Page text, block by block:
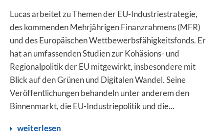
Lucas arbeitet zu Themen der EU-Industriestrategie,
des kommenden Mehrjährigen Finanzrahmens (MFR)
und des Europäischen Wettbewerbsfähigkeitsfonds. Er
hat an umfassenden Studien zur Kohäsions- und
Regionalpolitik der EU mitgewirkt, insbesondere mit
Blick auf den Grünen und Digitalen Wandel. Seine
Veröffentlichungen behandeln unter anderem den
Binnenmarkt, die EU-Industriepolitik und die...
weiterlesen